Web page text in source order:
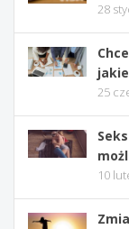
28
25
10